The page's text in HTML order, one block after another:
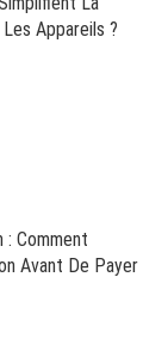
Appareils ?
: Comment
Avant De Payer